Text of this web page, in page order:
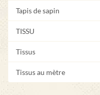
Tapis de sapin
TISSU
Tissus
Tissus au mètre